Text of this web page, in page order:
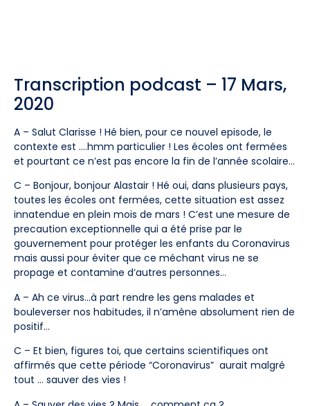
Transcription podcast – 17 Mars,
2020
A – Salut Clarisse ! Hé bien, pour ce nouvel episode, le
contexte est ….hmm particulier ! Les écoles ont fermées
et pourtant ce n’est pas encore la fin de l’année scolaire…
C – Bonjour, bonjour Alastair ! Hé oui, dans plusieurs pays,
toutes les écoles ont fermées, cette situation est assez
innatendue en plein mois de mars ! C’est une mesure de
precaution exceptionnelle qui a été prise par le
gouvernement pour protéger les enfants du Coronavirus
mais aussi pour éviter que ce méchant virus ne se
propage et contamine d’autres personnes…
A – Ah ce virus…à part rendre les gens malades et
bouleverser nos habitudes, il n’amène absolument rien de
positif…
C – Et bien, figures toi, que certains scientifiques ont
affirmés que cette période “Coronavirus” aurait malgré
tout … sauver des vies !